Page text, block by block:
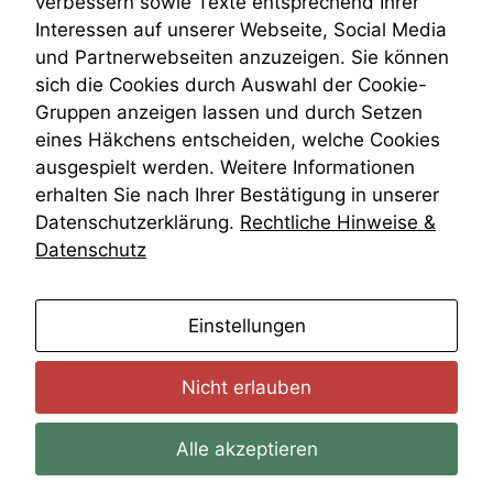
Wiederherstellungsanordnung
Zivilprozessordnung
ZPO
Zustellfiktion
Zuständigkeit
Öffentliches Personalrecht
Öffentlichkeitsprinzip
Interessen auf unserer Webseite, Social Media
und Partnerwebseiten anzuzeigen. Sie können
sich die Cookies durch Auswahl der Cookie-
Gruppen anzeigen lassen und durch Setzen
eines Häkchens entscheiden, welche Cookies
ausgespielt werden. Weitere Informationen
erhalten Sie nach Ihrer Bestätigung in unserer
Datenschutzerklärung. Rechtliche Hinweise &
Datenschutz
Einstellungen
Nicht erlauben
Alle akzeptieren
Funktionalität
Einige
Funktionen auf
dieser Website
sind optional.
Wenn Sie
diese Option
deaktivieren,
Marketing
Wir speichern
um interne
marketingtechnische